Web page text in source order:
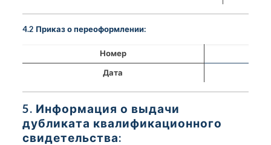
4.2 Приказ о переоформлении:
Номер
Дата
5. Информация о выдачи
дубликата квалификационного
свидетельства: